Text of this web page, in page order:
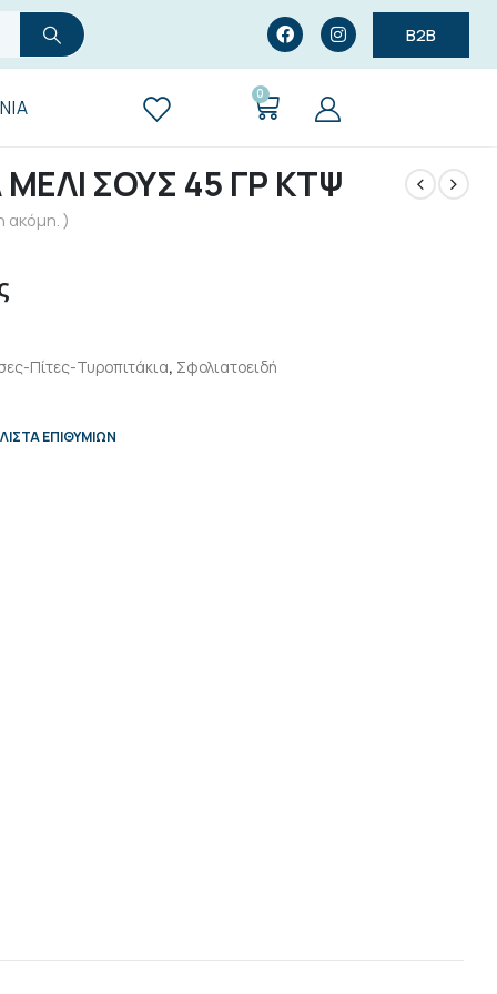
B2B
0
ΣΟΥΣ 45 ΓΡ ΚΤΨ
ακόμη. )
Πίτες-Τυροπιτάκια, Σφολιατοειδή
ΕΠΙΘΥΜΙΏΝ